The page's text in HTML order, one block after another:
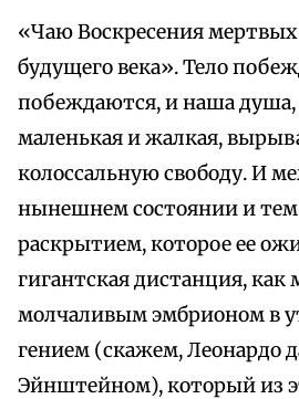
«Чаю Воскресения
будущего века». Тело
побеждаются, и наша душа,
маленькая и жалкая,
колоссальную свободу. И
нынешнем состоянии и
раскрытием, которое ее
гигантская дистанция, как
молчаливым эмбрионом в
гением (скажем, Леонардо
Эйнштейном), который из